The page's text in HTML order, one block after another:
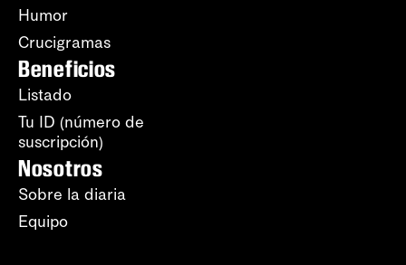
Humor
Crucigramas
Beneficios
Listado
Tu ID (número de
suscripción)
Nosotros
Sobre la diaria
Equipo